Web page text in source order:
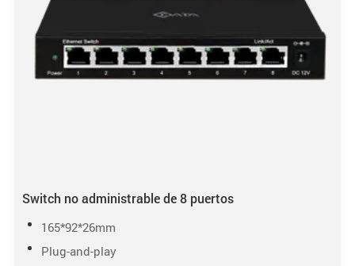
Switch no administrable de 8 puertos
165*92*26mm
Plug-and-play